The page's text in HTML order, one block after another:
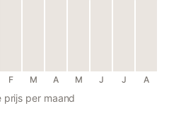
F M A M J J A
prijs per maand